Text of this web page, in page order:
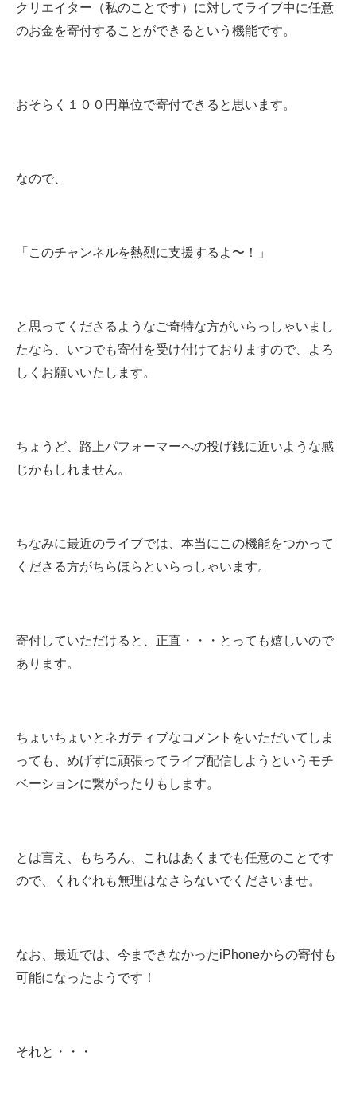
クリエイター（私のことです）に対してライブ中に任意
のお金を寄付することができるという機能です。
おそらく１００円単位で寄付できると思います。
なので、
「このチャンネルを熱烈に支援するよ〜！」
と思ってくださるようなご奇特な方がいらっしゃいまし
たなら、いつでも寄付を受け付けておりますので、よろ
しくお願いいたします。
ちょうど、路上パフォーマーへの投げ銭に近いような感
じかもしれません。
ちなみに最近のライブでは、本当にこの機能をつかって
くださる方がちらほらといらっしゃいます。
寄付していただけると、正直・・・とっても嬉しいので
あります。
ちょいちょいとネガティブなコメントをいただいてしま
っても、めげずに頑張ってライブ配信しようというモチ
ベーションに繋がったりもします。
とは言え、もちろん、これはあくまでも任意のことです
ので、くれぐれも無理はなさらないでくださいませ。
なお、最近では、今まできなかったiPhoneからの寄付も
可能になったようです！
それと・・・